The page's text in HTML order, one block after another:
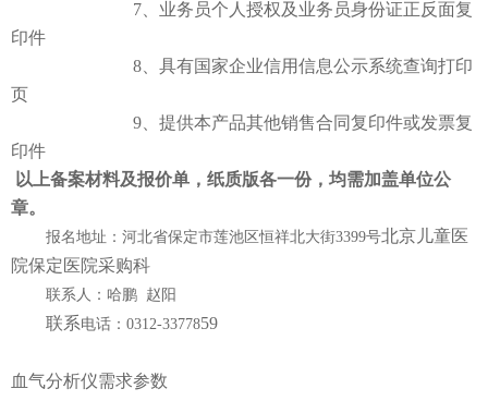
7、业务员个人授权及业务员身份证正反面复
印件
8、具有国家企业信用信息公示系统查询打印
页
9、提供本产品其他销售合同复印件或发票复
印件
以上备案材料及报价单 ，纸质版各一份，均需加盖单位公
章。
报名地址：河北省保定市莲池区恒祥北大街3399号北京儿童医
院保定医院采购科
联系人：哈鹏 赵阳
联系电话： 0312-3377859
血气分析仪需求参数